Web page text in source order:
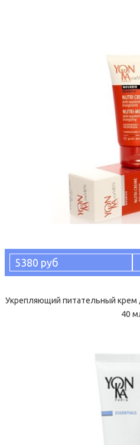
5380 руб
Укрепляющий питательный крем
40